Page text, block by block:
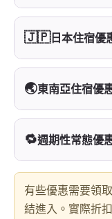
🇯🇵日本住宿優
🌏東南亞住宿優
🔁週期性常態優
有些優惠需要領
結進入。實際折